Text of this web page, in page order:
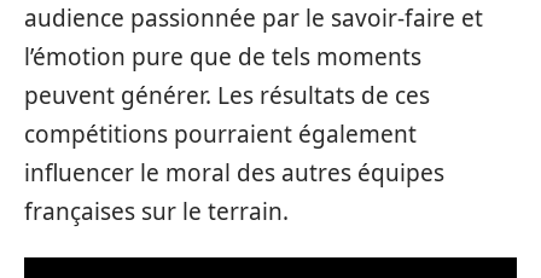
audience passionnée par le savoir-faire et
l’émotion pure que de tels moments
peuvent générer. Les résultats de ces
compétitions pourraient également
influencer le moral des autres équipes
françaises sur le terrain.